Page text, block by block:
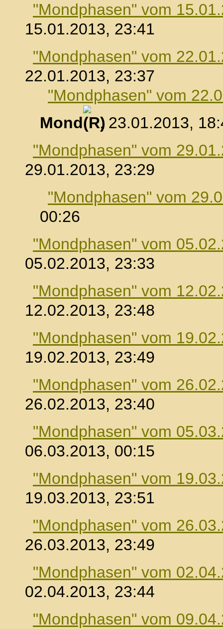
"Mondphasen" vom
15.01.2013, 23:41
"Mondphasen" vom
22.01.2013, 23:37
"Mondphasen" vom
Mond
, 23.01.2013,
"Mondphasen" vom
29.01.2013, 23:29
"Mondphasen" vom
00:26
"Mondphasen" vom
05.02.2013, 23:33
"Mondphasen" vom
12.02.2013, 23:48
"Mondphasen" vom
19.02.2013, 23:49
"Mondphasen" vom
26.02.2013, 23:40
"Mondphasen" vom
06.03.2013, 00:15
"Mondphasen" vom
19.03.2013, 23:51
"Mondphasen" vom
26.03.2013, 23:49
"Mondphasen" vom
02.04.2013, 23:44
"Mondphasen" vom